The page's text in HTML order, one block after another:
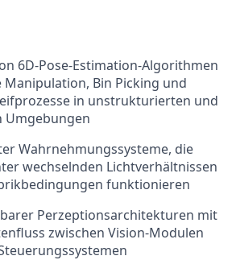
6D-Pose-Estimation-Algorithmen
Bin Picking und
in unstrukturierten und
Umgebungen
Wahrnehmungssysteme, die
wechselnden Lichtverhältnissen
funktionieren
Perzeptionsarchitekturen mit
zwischen Vision-Modulen